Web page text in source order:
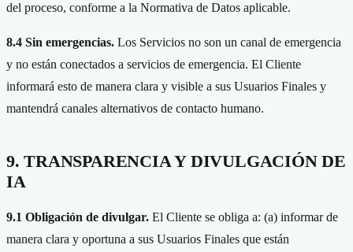
del proceso, conforme a la Normativa de Datos aplicable.
8.4 Sin emergencias. Los Servicios no son un canal de emergencia
y no están conectados a servicios de emergencia. El Cliente
informará esto de manera clara y visible a sus Usuarios Finales y
mantendrá canales alternativos de contacto humano.
9. TRANSPARENCIA Y DIVULGACIÓN DE
IA
9.1 Obligación de divulgar. El Cliente se obliga a: (a) informar de
manera clara y oportuna a sus Usuarios Finales que están